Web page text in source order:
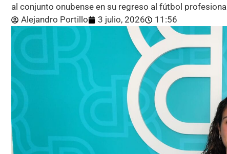
al conjunto onubense en su regreso al fútbol profesional
Alejandro Portillo
3 julio, 2026 11:56